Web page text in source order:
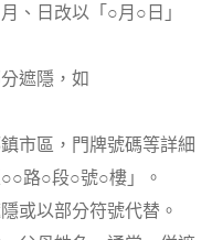
、日改以「○月○日」
遮隱，如
市區，門牌號碼等詳細
路○段○號○樓」。
或以部分符號代替。